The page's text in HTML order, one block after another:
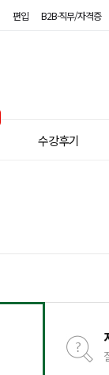
편입 B2B·직무/자격증
수강후기